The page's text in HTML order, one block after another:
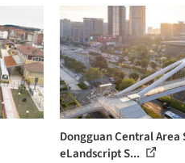
Dongguan Central
eLandscript S...